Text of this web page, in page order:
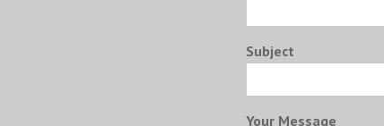
Subject
Your Message